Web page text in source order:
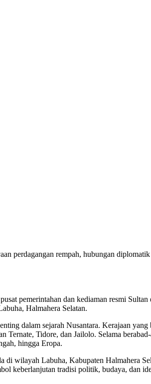
perdagangan rempah, hubungan
pemerintahan dan kediaman resmi
Halmahera Selatan.
dalam sejarah Nusantara. Kerajaan
Tidore, dan Jailolo. Selama
hingga Eropa.
wilayah Labuha, Kabupaten Halmahera
keberlanjutan tradisi politik, budaya, dan